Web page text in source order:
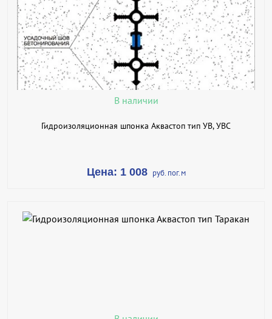
В КОРЗИНУ
КУПИТЬ В 1 КЛИК
ПОДРОБНЕЕ
В наличии
Гидроизоляционная шпонка Аквастоп тип УВ, УВС
Цена: 1 008 руб. пог.м
В КОРЗИНУ